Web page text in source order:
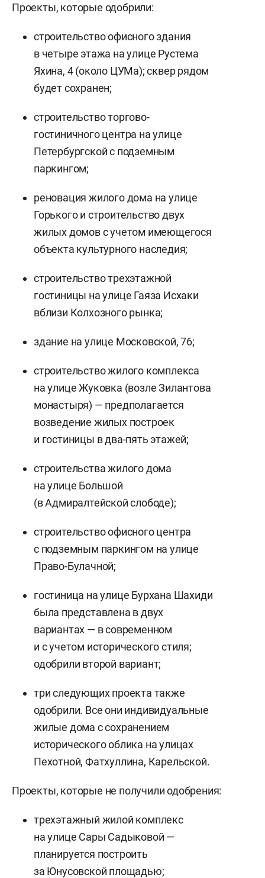
Проекты, которые одобрили:
строительство офисного здания
в четыре этажа на улице Рустема
Яхина, 4 (около ЦУМа); сквер рядом
будет сохранен;
строительство торгово-
гостиничного центра на улице
Петербургской с подземным
паркингом;
реновация жилого дома на улице
Горького и строительство двух
жилых домов с учетом имеющегося
объекта культурного наследия;
строительство трехэтажной
гостиницы на улице Гаяза Исхаки
вблизи Колхозного рынка;
здание на улице Московской, 76;
строительство жилого комплекса
на улице Жуковка (возле Зилантова
монастыря) — предполагается
возведение жилых построек
и гостиницы в два-пять этажей;
строительства жилого дома
на улице Большой
(в Адмиралтейской слободе);
строительство офисного центра
с подземным паркингом на улице
Право-Булачной;
гостиница на улице Бурхана Шахиди
была представлена в двух
вариантах — в современном
и с учетом исторического стиля;
одобрили второй вариант;
три следующих проекта также
одобрили. Все они индивидуальные
жилые дома с сохранением
исторического облика на улицах
Пехотной, Фатхуллина, Карельской.
Проекты, которые не получили одобрения:
трехэтажный жилой комплекс
на улице Сары Садыковой —
планируется построить
за Юнусовской площадью;